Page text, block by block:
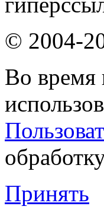
© 2004-
Во время
Принять